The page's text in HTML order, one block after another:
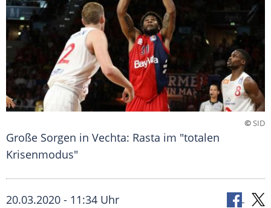
©SID
Große Sorgen in Vechta: Rasta im "totalen
Krisenmodus"
20.03.2020 - 11:34 Uhr